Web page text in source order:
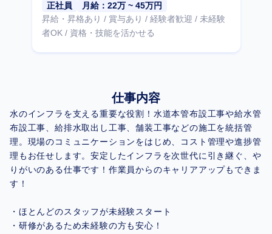
正社員
月給：22万 ~ 45万円
昇給・昇格あり / 賞与あり / 経験者歓迎 / 未経験
者OK / 資格・技能を活かせる
仕事内容
水のインフラを支える重要な役割！水道本管布設工事や給水管
布設工事、給排水取出し工事、舗装工事などの施工を統括管
理。現場のコミュニケーションをはじめ、コスト管理や進捗管
理もお任せします。安定したインフラを次世代に引き継ぐ、や
りがいのある仕事です！作業員からのキャリアアップもできま
す！
・ほとんどのスタッフが未経験スタート
・研修があるため未経験の方も安心！